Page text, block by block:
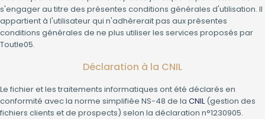
s'engager au titre des présentes conditions générales d'utilisation. Il
appartient à l'utilisateur qui n'adhèrerait pas aux présentes
conditions générales de ne plus utiliser les services proposés par
Toutle05.
Déclaration à la CNIL
Le fichier et les traitements informatiques ont été déclarés en
conformité avec la norme simplifiée NS-48 de la CNIL(gestion des
fichiers clients et de prospects) selon la déclaration n°1230905.